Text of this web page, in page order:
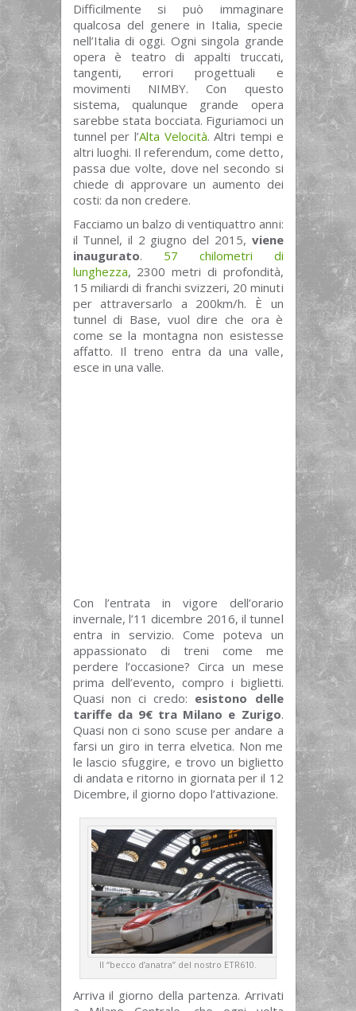
Difficilmente si può immaginare
qualcosa del genere in Italia, specie
nell’Italia di oggi. Ogni singola grande
opera è teatro di appalti truccati,
tangenti, errori progettuali e
movimenti NIMBY. Con questo
sistema, qualunque grande opera
sarebbe stata bocciata. Figuriamoci un
tunnel per l’Alta Velocità. Altri tempi e
altri luoghi. Il referendum, come detto,
passa due volte, dove nel secondo si
chiede di approvare un aumento dei
costi: da non credere.
Facciamo un balzo di ventiquattro anni:
il Tunnel, il 2 giugno del 2015, viene
inaugurato. 57 chilometri di
lunghezza, 2300 metri di profondità,
15 miliardi di franchi svizzeri, 20 minuti
per attraversarlo a 200km/h. È un
tunnel di Base, vuol dire che ora è
come se la montagna non esistesse
affatto. Il treno entra da una valle,
esce in una valle.
Con l’entrata in vigore dell’orario
invernale, l’11 dicembre 2016, il tunnel
entra in servizio. Come poteva un
appassionato di treni come me
perdere l’occasione? Circa un mese
prima dell’evento, compro i biglietti.
Quasi non ci credo: esistono delle
tariffe da 9€ tra Milano e Zurigo.
Quasi non ci sono scuse per andare a
farsi un giro in terra elvetica. Non me
le lascio sfuggire, e trovo un biglietto
di andata e ritorno in giornata per il 12
Dicembre, il giorno dopo l’attivazione.
Il “becco d’anatra” del nostro ETR610.
Arriva il giorno della partenza. Arrivati